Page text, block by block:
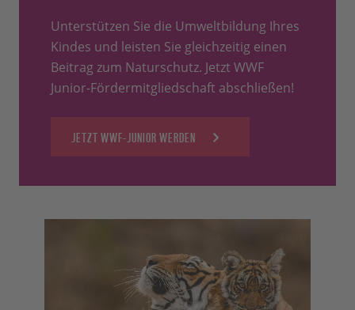
Unterstützen Sie die Umweltbildung Ihres
Kindes und leisten Sie gleichzeitig einen
Beitrag zum Naturschutz. Jetzt WWF
Junior-Fördermitgliedschaft abschließen!
JETZT WWF-JUNIOR WERDEN